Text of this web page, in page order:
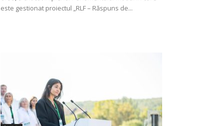
este gestionat proiectul „RLF – Răspuns de...